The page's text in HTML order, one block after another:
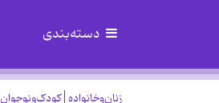
دسته‌بندی
زنان‌وخانواده کودک‌ونوجوان